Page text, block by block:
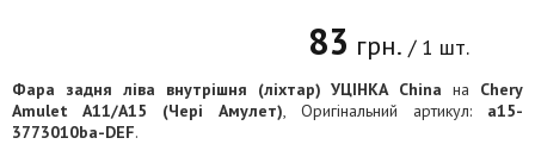
83 грн. / 1 шт.
Фара задня ліва внутрішня (ліхтар) УЦІНКА China на Chery
Amulet A11/A15 (Чері Амулет), Оригінальний артикул: a15-
3773010ba-DEF.